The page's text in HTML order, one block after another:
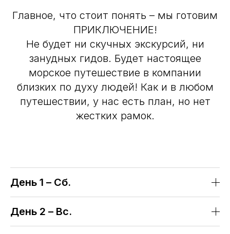
Главное, что стоит понять – мы готовим
ПРИКЛЮЧЕНИЕ!
Не будет ни скучных экскурсий, ни
занудных гидов. Будет настоящее
морское путешествие в компании
близких по духу людей! Как и в любом
путешествии, у нас есть план, но нет
жестких рамок.
День 1 – Сб.
День 2 – Вс.